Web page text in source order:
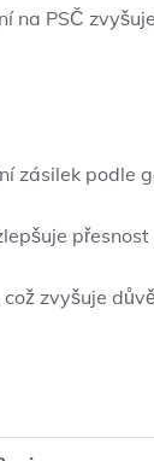
na‌ PSČ
zásilek podle
zvyšuje